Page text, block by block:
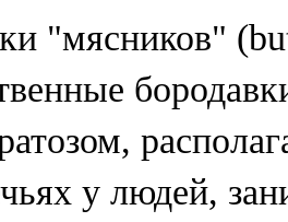
"мясников"
у людей,